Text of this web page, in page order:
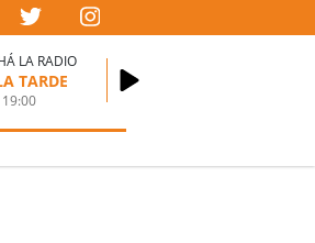
LA RADIO
TARDE
19:00